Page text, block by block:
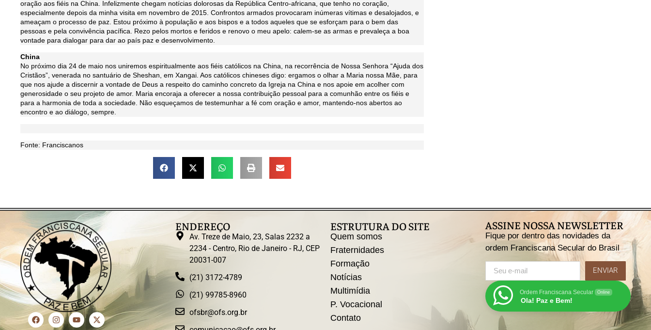
oração aos fiéis na China. Infelizmente chegam notícias dolorosas da República Centro-africana, que tenho no coração,
especialmente depois da minha visita em novembro de 2015. Confrontos armados provocaram inúmeras vítimas e desalojados, e
ameaçam o processo de paz. Estou próximo à população e aos bispos e a todos aqueles que se esforçam para o bem das
pessoas e pela convivência pacífica. Rezo pelos mortos e feridos e renovo o meu apelo: calem-se as armas e prevaleça a boa
vontade para dialogar para dar ao país paz e desenvolvimento.
China
No próximo dia 24 de maio nos uniremos espiritualmente aos fiéis católicos na China, na recorrência de Nossa Senhora “Ajuda dos
Cristãos”, venerada no santuário de Sheshan, em Xangai. Aos católicos chineses digo: ergamos o olhar a Maria nossa Mãe, para
que nos ajude a discernir a vontade de Deus a respeito do caminho concreto da Igreja na China e nos apoie em acolher com
generosidade o seu projeto de amor. Maria encoraja a oferecer a nossa contribuição pessoal para a comunhão entre os fiéis e
para a harmonia de toda a sociedade. Não esqueçamos de testemunhar a fé com oração e amor, mantendo-nos abertos ao
encontro e ao diálogo, sempre.
Fonte: Franciscanos
ENDEREÇO
Av. Treze de Maio, 23, Salas 2232 a
2234 - Centro, Rio de Janeiro - RJ, CEP
20031-007
(21) 3172-4789
(21) 99785-8960
ofsbr@ofs.org.br
ESTRUTURA DO SITE
Quem somos
Fraternidades
Formação
Notícias
Multimídia
P. Vocacional
Contato
ASSINE NOSSA NEWSLETTER
Fique por dentro das novidades da
ordem Franciscana Secular do Brasil
ENVIAR
Ordem Franciscana Secular Online
Ola! Paz e Bem!